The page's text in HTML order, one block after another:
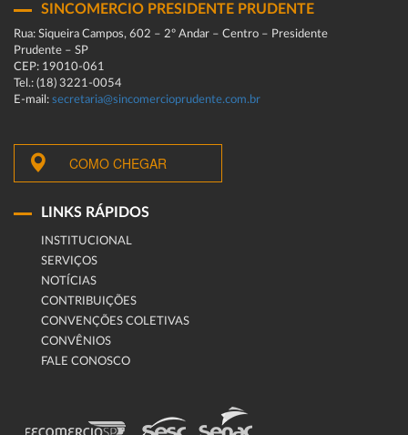
SINCOMERCIO PRESIDENTE PRUDENTE
Rua: Siqueira Campos, 602 – 2º Andar – Centro – Presidente
Prudente – SP
CEP: 19010-061
Tel.: (18) 3221-0054
E-mail: secretaria@sincomercioprudente.com.br
COMO CHEGAR
LINKS RÁPIDOS
INSTITUCIONAL
SERVIÇOS
NOTÍCIAS
CONTRIBUIÇÕES
CONVENÇÕES COLETIVAS
CONVÊNIOS
FALE CONOSCO